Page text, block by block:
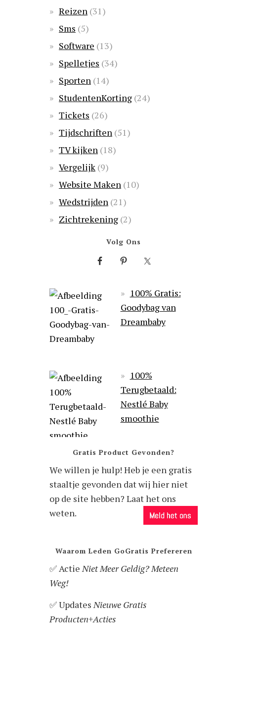
Reizen (31)
Sms (5)
Software (13)
Spelletjes (34)
Sporten (14)
StudentenKorting (24)
Tickets (26)
Tijdschriften (51)
TV kijken (18)
Vergelijk (9)
Website Maken (10)
Wedstrijden (21)
Zichtrekening (2)
Volg Ons
100% Gratis:
Goodybag van
Dreambaby
100%
Terugbetaald:
Nestlé Baby
smoothie
Gratis Product Gevonden?
We willen je hulp! Heb je een gratis
staaltje gevonden dat wij hier niet
op de site hebben? Laat het ons
weten.
Waarom Leden GoGratis Prefereren
✅ ActieNiet Meer Geldig? Meteen
Weg!
✅ UpdatesNieuwe Gratis
Producten+Acties